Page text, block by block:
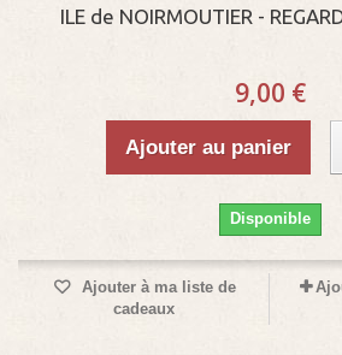
ILE de NOIRMOUTIER -
9,00 €
Ajouter au panier
Disponible
Ajouter à ma liste de
cadeaux